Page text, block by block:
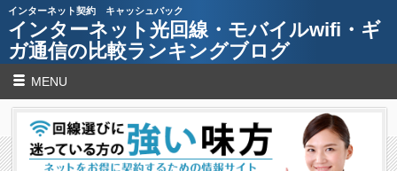
インターネット契約 キャッシュバック
インターネット光回線・モバイルwifi・ギ
ガ通信の比較ランキングブログ
MENU